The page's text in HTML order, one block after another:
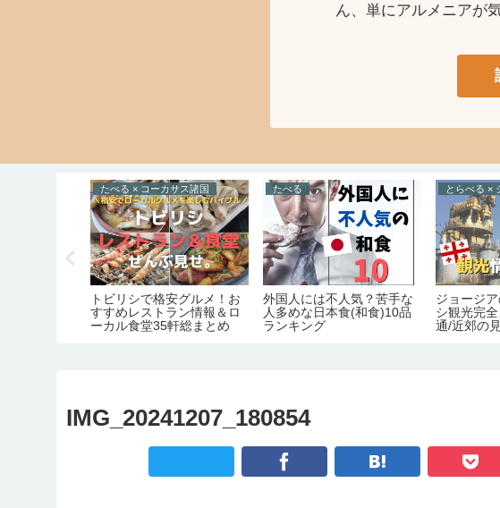
ん、単にアルメニアが
たべる × コーカサス諸国
トビリシで格安グルメ！お
すすめレストラン情報＆ロ
ーカル食堂35軒総まとめ
たべる
外国人には不人気？苦手な
人多めな日本食(和食)10品
ランキング
とらべる ×
ジョージ
シ観光完
通/近郊の
IMG_20241207_180854